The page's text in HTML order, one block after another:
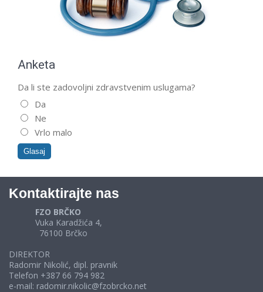
Anketa
Da li ste zadovoljni zdravstvenim uslugama?
Da
Ne
Vrlo malo
Kontaktirajte nas
FZO BRČKO
Vuka Karadžića 4,
76100 Brčko
DIREKTOR
Radomir Nikolić, dipl. pravnik
Telefon +387 66 794 982
e-mail: radomir.nikolic@fzobrcko.net